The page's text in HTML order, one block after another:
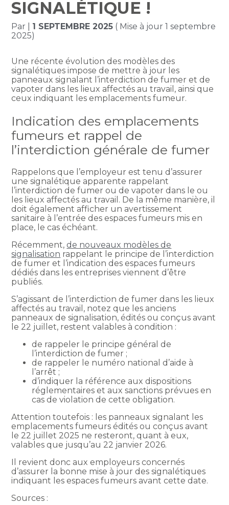
SIGNALÉTIQUE !
Par 1 SEPTEMBRE 2025 ( Mise à jour 1 septembre
2025)
Une récente évolution des modèles des
signalétiques impose de mettre à jour les
panneaux signalant l’interdiction de fumer et de
vapoter dans les lieux affectés au travail, ainsi que
ceux indiquant les emplacements fumeur.
Indication des emplacements
fumeurs et rappel de
l’interdiction générale de fumer
Rappelons que l’employeur est tenu d’assurer
une signalétique apparente rappelant
l’interdiction de fumer ou de vapoter dans le ou
les lieux affectés au travail. De la même manière, il
doit également afficher un avertissement
sanitaire à l’entrée des espaces fumeurs mis en
place, le cas échéant.
Récemment,de nouveaux modèles de
signalisation rappelant le principe de l’interdiction
de fumer et l’indication des espaces fumeurs
dédiés dans les entreprises viennent d’être
publiés.
S’agissant de l’interdiction de fumer dans les lieux
affectés au travail, notez que les anciens
panneaux de signalisation, édités ou conçus avant
le 22 juillet, restent valables à condition :
de rappeler le principe général de
l’interdiction de fumer ;
de rappeler le numéro national d’aide à
l’arrêt ;
d’indiquer la référence aux dispositions
réglementaires et aux sanctions prévues en
cas de violation de cette obligation.
Attention toutefois : les panneaux signalant les
emplacements fumeurs édités ou conçus avant
le 22 juillet 2025 ne resteront, quant à eux,
valables que jusqu’au 22 janvier 2026.
Il revient donc aux employeurs concernés
d’assurer la bonne mise à jour des signalétiques
indiquant les espaces fumeurs avant cette date.
Sources :